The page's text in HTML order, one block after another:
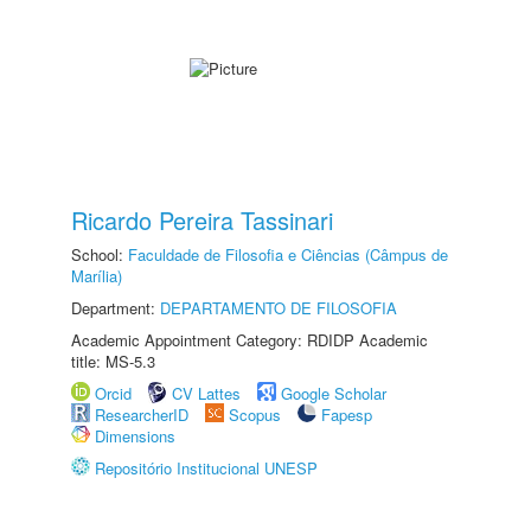
Ricardo Pereira Tassinari
School: Faculdade de Filosofia e Ciências (Câmpus de
Marília)
Department: DEPARTAMENTO DE FILOSOFIA
Academic Appointment Category: RDIDP Academic
title: MS-5.3
Orcid
CV Lattes
Google Scholar
ResearcherID
Scopus
Fapesp
Dimensions
Repositório Institucional UNESP